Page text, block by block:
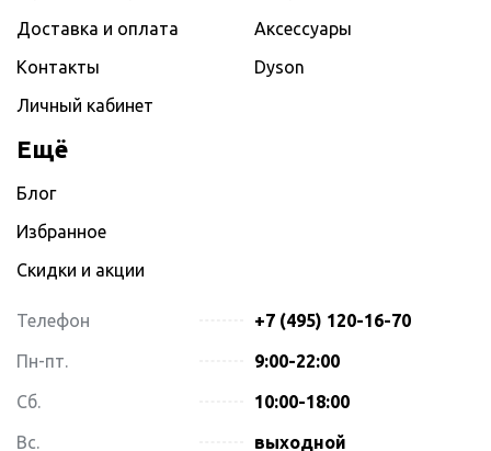
Доставка и оплата
Контакты
Личный кабинет
Аксессуары
Dyson
Ещё
Блог
Избранное
Скидки и акции
Телефон +7 (495) 120-16-70
Пн-пт. 9:00-22:00
Сб. 10:00-18:00
Вс. выходной